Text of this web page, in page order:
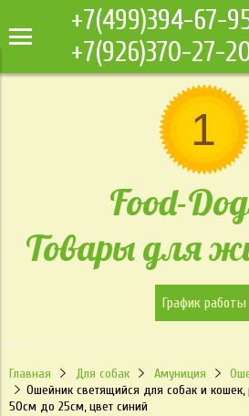
+7(499)394-67-
+7(926)370-27-
Food-
Товары для
График работы
Главная Для собак Амуниция
Ошейник светящийся для собак и кошек,
50см до 25см, цвет синий